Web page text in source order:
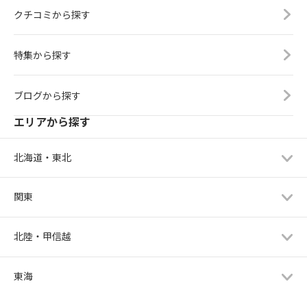
クチコミから探す
特集から探す
ブログから探す
エリアから探す
北海道・東北
関東
北陸・甲信越
東海